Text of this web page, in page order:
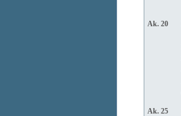
Ak. 20
Ak. 25